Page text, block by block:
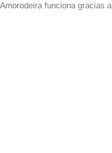
Amorodeira funciona gracias a